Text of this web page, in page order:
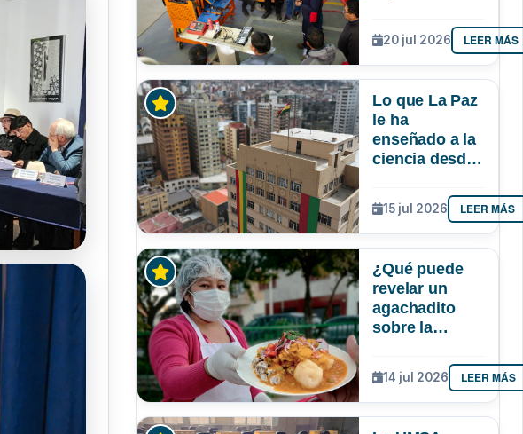
de vehículos
afectados por
la gasolina de
20 jul 2026 LEER MÁS
Lo que La Paz
le ha
enseñado a la
ciencia desde
15 jul 2026 LEER MÁS
¿Qué puede
revelar un
agachadito
sobre la
paceña? Un
estudio
sociológico de
14 jul 2026 LEER MÁS